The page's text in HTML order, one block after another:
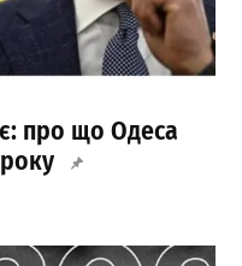
про що Одеса